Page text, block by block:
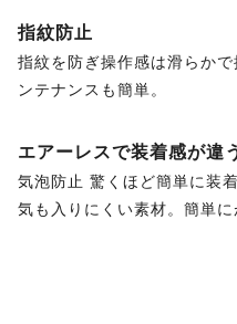
指紋防止
指紋を防ぎ操作感は滑らか
ンテナンスも簡単。
エアーレスで装着感が違
気泡防止 驚くほど簡単に装
気も入りにくい素材。簡単